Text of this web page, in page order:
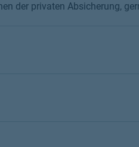
der privaten Absicherung,